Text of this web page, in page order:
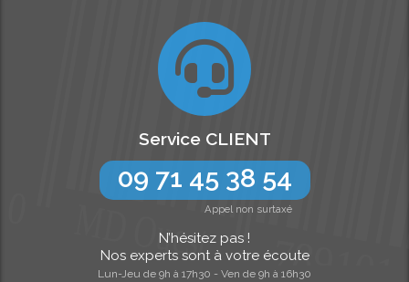
Service CLIENT
09 71 45 38 54
Appel non surtaxé
N’hésitez pas !
Nos experts sont à votre écoute
Lun-Jeu de 9h à 17h30 - Ven de 9h à 16h30